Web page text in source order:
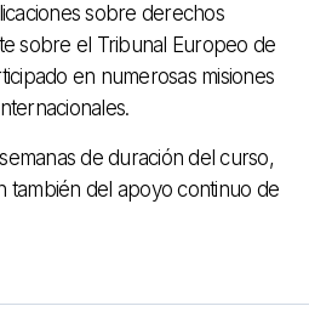
sobre derechos
sobre el Tribunal Europeo de
en numerosas misiones
de duración del curso,
también del apoyo continuo de